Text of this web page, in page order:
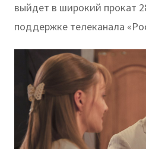
выйдет в широкий прокат
поддержке телеканала